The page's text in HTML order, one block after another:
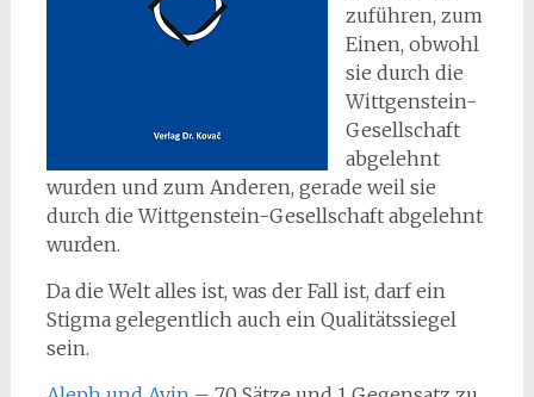
zuführen, zum
Einen, obwohl
sie durch die
Wittgenstein-
Gesellschaft
abgelehnt
wurden und zum Anderen, gerade weil sie
durch die Wittgenstein-Gesellschaft abgelehnt
wurden.
Da die Welt alles ist, was der Fall ist, darf ein
Stigma gelegentlich auch ein Qualitätssiegel
sein.